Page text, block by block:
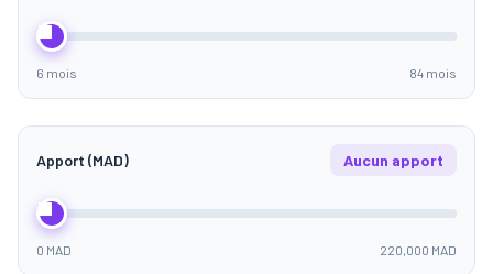
6 mois 84 mois
Apport (MAD) Aucun apport
0 MAD 220,000 MAD